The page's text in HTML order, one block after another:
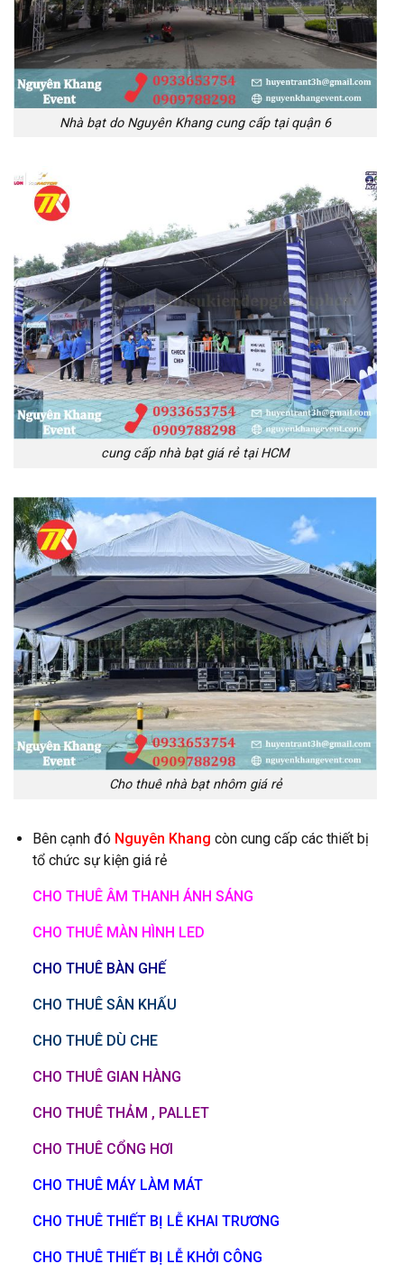
Nhà bạt do Nguyên Khang cung cấp tại quận 6
cung cấp nhà bạt giá rẻ tại HCM
Cho thuê nhà bạt nhôm giá rẻ
Bên cạnh đó Nguyên Khang còn cung cấp các thiết bị
tổ chức sự kiện giá rẻ
CHO THUÊ ÂM THANH ÁNH SÁNG
CHO THUÊ MÀN HÌNH LED
CHO THUÊ BÀN GHẾ
CHO THUÊ SÂN KHẤU
CHO THUÊ DÙ CHE
CHO THUÊ GIAN HÀNG
CHO THUÊ THẢM , PALLET
CHO THUÊ CỔNG HƠI
CHO THUÊ MÁY LÀM MÁT
CHO THUÊ THIẾT BỊ LỄ KHAI TRƯƠNG
CHO THUÊ THIẾT BỊ LỄ KHỞI CÔNG